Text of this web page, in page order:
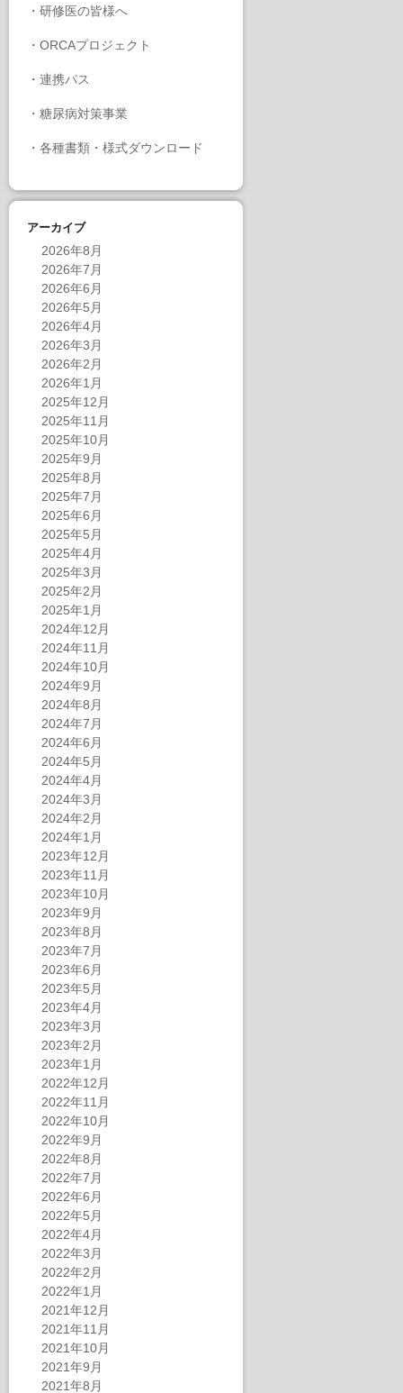
・ 研修医の皆様へ
・ ORCAプロジェクト
・ 連携パス
・ 糖尿病対策事業
・ 各種書類・様式ダウンロード
アーカイブ
2026年8月
2026年7月
2026年6月
2026年5月
2026年4月
2026年3月
2026年2月
2026年1月
2025年12月
2025年11月
2025年10月
2025年9月
2025年8月
2025年7月
2025年6月
2025年5月
2025年4月
2025年3月
2025年2月
2025年1月
2024年12月
2024年11月
2024年10月
2024年9月
2024年8月
2024年7月
2024年6月
2024年5月
2024年4月
2024年3月
2024年2月
2024年1月
2023年12月
2023年11月
2023年10月
2023年9月
2023年8月
2023年7月
2023年6月
2023年5月
2023年4月
2023年3月
2023年2月
2023年1月
2022年12月
2022年11月
2022年10月
2022年9月
2022年8月
2022年7月
2022年6月
2022年5月
2022年4月
2022年3月
2022年2月
2022年1月
2021年12月
2021年11月
2021年10月
2021年9月
2021年8月